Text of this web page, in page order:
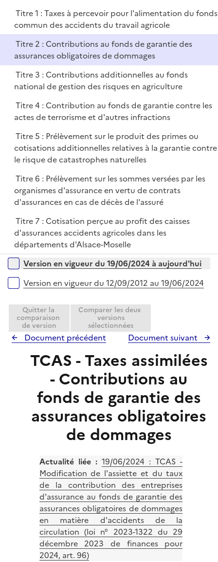
r l
i
e
r
p
l
i
r
Titre 1 : Taxes à percevoir pour l'alimentation du fonds
commun des accidents du travail agricole
Titre 2 : Contributions au fonds de garantie des
assurances obligatoires de dommages
Titre 3 : Contributions additionnelles au fonds
national de gestion des risques en agriculture
Titre 4 : Contribution au fonds de garantie contre les
actes de terrorisme et d'autres infractions
Titre 5 : Prélèvement sur le produit des primes ou
cotisations additionnelles relatives à la garantie contre
le risque de catastrophes naturelles
Titre 6 : Prélèvement sur les sommes versées par les
organismes d'assurance en vertu de contrats
d'assurances en cas de décès de l'assuré
Titre 7 : Cotisation perçue au profit des caisses
d'assurances accidents agricoles dans les
départements d'Alsace-Moselle
Versions sur la période
Version en vigueur du 19/06/2024 à aujourd'hui
Version en vigueur du 12/09/2012 au 19/06/2024
Quitter la
comparaison
de version
Comparer les deux
versions
sélectionnées
Document précédent Document suivant
TCAS - Taxes assimilées
- Contributions au
fonds de garantie des
assurances obligatoires
de dommages
Actualité liée : 19/06/2024 : TCAS -
Modification de l'assiette et du taux
de la contribution des entreprises
d'assurance au fonds de garantie des
assurances obligatoires de dommages
en matière d'accidents de la
circulation (loi n° 2023-1322 du 29
décembre 2023 de finances pour
2024, art. 96)